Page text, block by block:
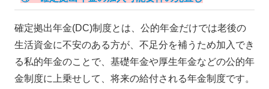
確定拠出年金(DC)制度とは、公的年金だけでは老後の
生活資金に不安のある方が、不足分を補うため加入でき
る私的年金のことで、基礎年金や厚生年金などの公的年
金制度に上乗せして、将来の給付される年金制度です。